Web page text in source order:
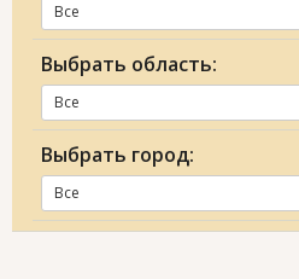
Все
Выбрать область:
Все
Выбрать город:
Все